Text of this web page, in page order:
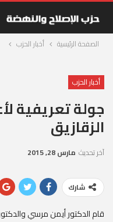
الصفحة الرئيسية أخبار الحزب
أخبار الحزب
جولة تعريفية
الزقازيق
آخر تحديث مارس 28, 2015
شارك
قام الدكتور أيمن مرسي